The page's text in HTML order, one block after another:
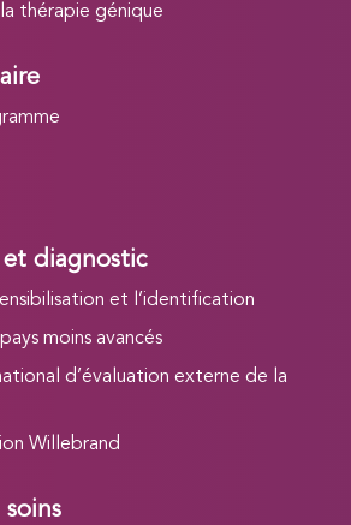
la thérapie génique
diagnostic
et l’identification
moins avancés
d’évaluation externe de la
Willebrand
soins